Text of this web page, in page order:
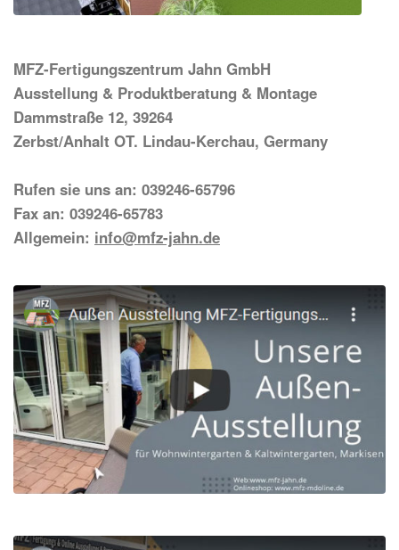
MFZ-Fertigungszentrum Jahn GmbH
Ausstellung & Produktberatung & Montage
Dammstraße 12, 39264
Zerbst/Anhalt OT. Lindau-Kerchau, Germany
Rufen sie uns an: 039246-65796
Fax an: 039246-65783
Allgemein: info@mfz-jahn.de